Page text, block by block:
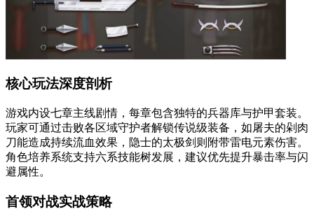
核心玩法深度剖析
游戏内设七章主线剧情，每章包含独特的兵器库与护甲套装。
玩家可通过击败各区域守护者解锁传说级装备，如屠夫的剁肉
刀能造成持续流血效果，隐士的太极剑则附带雷电元素伤害。
角色培养系统支持六系技能树发展，建议优先提升暴击率与闪
避属性。
首领对战实战策略